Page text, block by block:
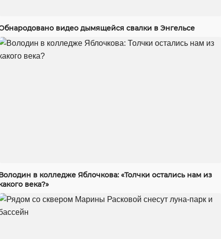
видео дымящейся свалки в Энгельсе
в колледже Яблочкова: «Толчки остались нам из
века?»